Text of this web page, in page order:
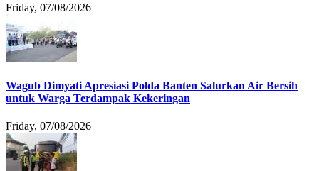
Friday, 07/08/2026
Wagub Dimyati Apresiasi Polda Banten Salurkan Air Bersih
untuk Warga Terdampak Kekeringan
Friday, 07/08/2026